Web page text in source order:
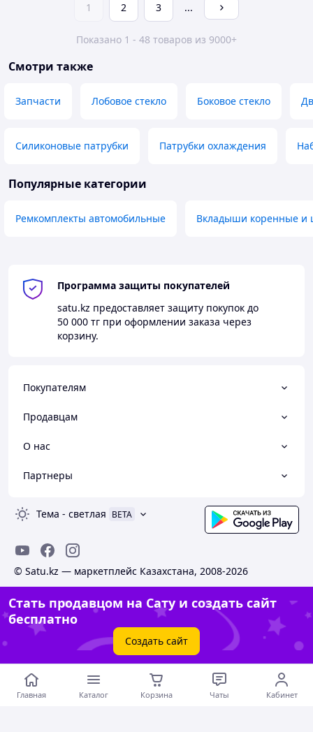
1 2 3 ...
Показано 1 - 48 товаров из 9000+
Смотри также
Запчасти Лобовое стекло Боковое стекло
Силиконовые патрубки Патрубки охлаждения
Популярные категории
Ремкомплекты автомобильные Вкладыши коренные и
Программа защиты покупателей
satu.kz предоставляет защиту покупок до
50 000 тг при оформлении заказа через
корзину.
Покупателям
Продавцам
О нас
Партнеры
Тема - светлая BETA
© Satu.kz — маркетплейс Казахстана, 2008-2026
Стать продавцом на Сату и создать сайт
бесплатно
Создать сайт
Главная Каталог Корзина Чаты Кабинет